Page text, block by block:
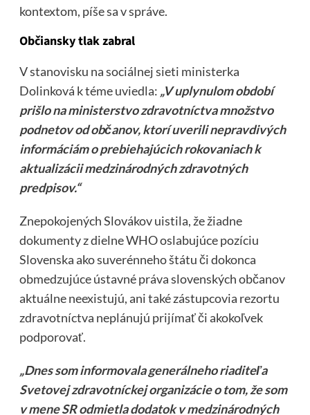
kontextom, píše sa v správe.
Občiansky tlak zabral
V stanovisku na sociálnej sieti ministerka
Dolinková k téme uviedla: „V uplynulom období
prišlo na ministerstvo zdravotníctva množstvo
podnetov od občanov, ktorí uverili nepravdivých
informáciám o prebiehajúcich rokovaniach k
aktualizácii medzinárodných zdravotných
predpisov.“
Znepokojených Slovákov uistila, že žiadne
dokumenty z dielne WHO oslabujúce pozíciu
Slovenska ako suverénneho štátu či dokonca
obmedzujúce ústavné práva slovenských občanov
aktuálne neexistujú, ani také zástupcovia rezortu
zdravotníctva neplánujú prijímať či akokoľvek
podporovať.
„Dnes som informovala generálneho riaditeľa
Svetovej zdravotníckej organizácie o tom, že som
v mene SR odmietla dodatok v medzinárodných